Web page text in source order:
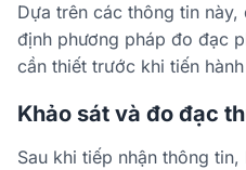
Dựa trên các thông tin
định phương pháp đo đạc
cần thiết trước khi tiến
Khảo sát và đo đạc
Sau khi tiếp nhận thông